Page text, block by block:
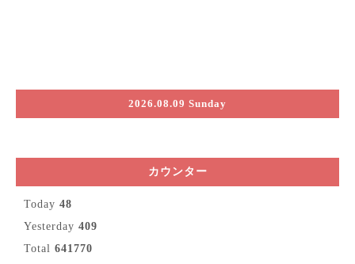
2026.08.09 Sunday
カウンター
Today 48
Yesterday 409
Total 641770